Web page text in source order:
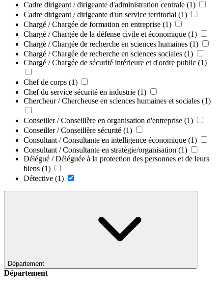
Cadre dirigeant / dirigeante d'administration centrale (1)
Cadre dirigeant / dirigeante d'un service territorial (1)
Chargé / Chargée de formation en entreprise (1)
Chargé / Chargée de la défense civile et économique (1)
Chargé / Chargée de recherche en sciences humaines (1)
Chargé / Chargée de recherche en sciences sociales (1)
Chargé / Chargée de sécurité intérieure et d'ordre public (1)
Chef de corps (1)
Chef du service sécurité en industrie (1)
Chercheur / Chercheuse en sciences humaines et sociales (1)
Conseiller / Conseillère en organisation d'entreprise (1)
Conseiller / Conseillère sécurité (1)
Consultant / Consultante en intelligence économique (1)
Consultant / Consultante en stratégie/organisation (1)
Délégué / Déléguée à la protection des personnes et de leurs
biens (1)
Détective (1)
Département
Département